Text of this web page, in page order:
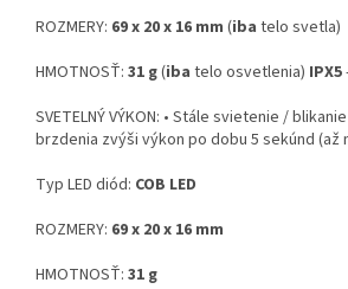
ROZMERY: 69 x 20 x 16 mm (iba telo svetla)
HMOTNOSŤ: 31 g(iba telo osvetlenia) IPX5
SVETELNÝ VÝKON: • Stále svietenie /
brzdenia zvýši výkon po dobu 5 sekúnd (až
Typ LED diód: COB LED
ROZMERY: 69 x 20 x 16 mm
HMOTNOSŤ: 31 g